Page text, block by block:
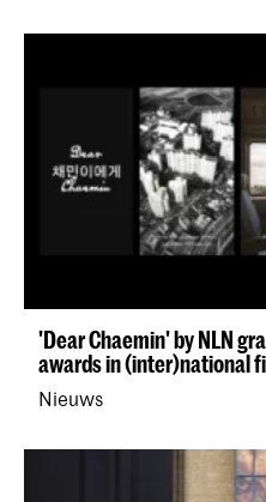
'Dear Chaemin' by NLN
awards in (inter)national
Nieuws